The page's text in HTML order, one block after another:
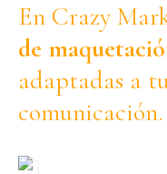
En Crazy
de
adaptadas a
comunicación.